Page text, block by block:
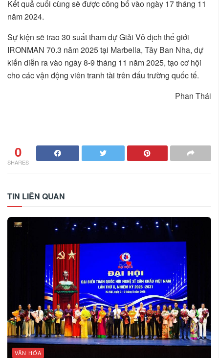
Kết quả cuối cùng sẽ được công bố vào ngày 17 tháng 11
năm 2024.
Sự kiện sẽ trao 30 suất tham dự Giải Vô địch thế giới
IRONMAN 70.3 năm 2025 tại Marbella, Tây Ban Nha, dự
kiến diễn ra vào ngày 8-9 tháng 11 năm 2025, tạo cơ hội
cho các vận động viên tranh tài trên đấu trường quốc tế.
Phan Thái
0
SHARES
TIN LIÊN QUAN
VĂN HÓA